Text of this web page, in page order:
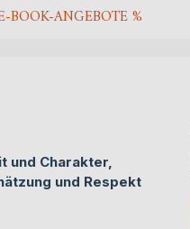
BOOK-ANGEBOTE %
und Charakter,
und Respekt